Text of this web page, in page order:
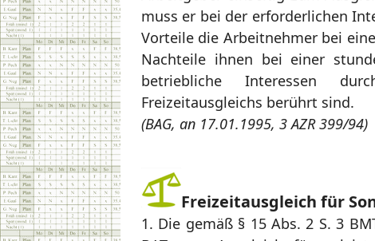
muss er bei der erforderlichen
Vorteile die Arbeitnehmer bei
Nachteile ihnen bei einer
betriebliche Interessen
Freizeitausgleichs berührt sind.
(BAG, an 17.01.1995, 3 AZR 399/94)
Freizeitausgleich für
1. Die gemäß § 15 Abs. 2 S. 3